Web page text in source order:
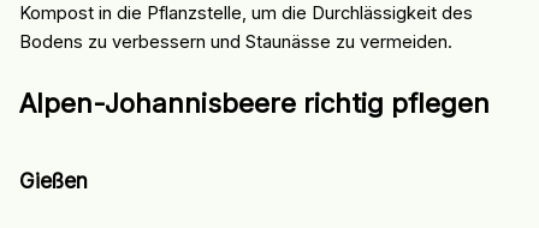
Kompost in die Pflanzstelle, um die Durchlässigkeit des
Bodens zu verbessern und Staunässe zu vermeiden.
Alpen-Johannisbeere richtig pflegen
Gießen